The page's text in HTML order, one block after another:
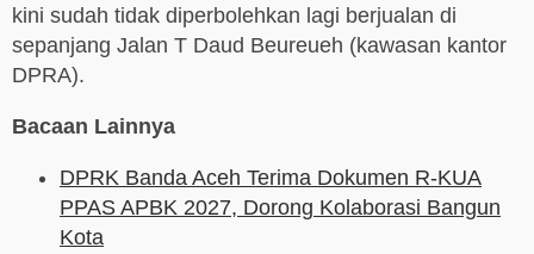
kini sudah tidak diperbolehkan lagi berjualan di
sepanjang Jalan T Daud Beureueh (kawasan kantor
DPRA).
Bacaan Lainnya
DPRK Banda Aceh Terima Dokumen R-KUA
PPAS APBK 2027, Dorong Kolaborasi Bangun
Kota